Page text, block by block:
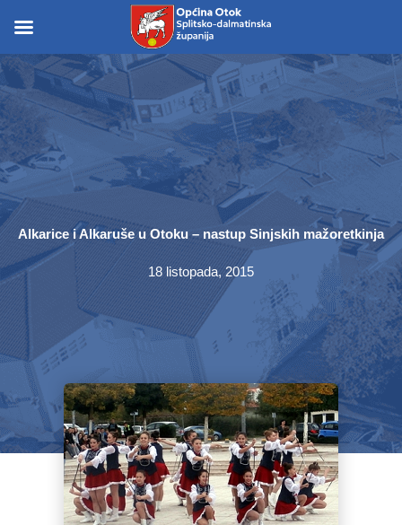
content
content
Alkarice i Alkaruše u Otoku – nastup Sinjskih mažoretkinja
18 listopada, 2015